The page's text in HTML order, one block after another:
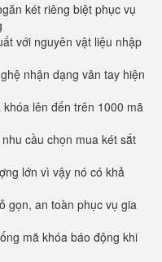
két riêng biệt phục vụ
với nguyên vật liệu nhập
nhận dạng vân tay hiện
lên đến trên 1000 mã
cầu chọn mua két sắt
lớn vì vậy nó có khả
gọn, an toàn phục vụ gia
mã khóa báo động khi